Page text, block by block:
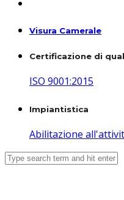
Visura Camerale
Certificazione di
ISO 9001:2015
Impiantistica
Abilitazione